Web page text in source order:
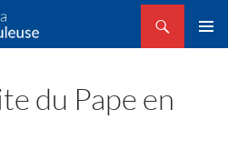
Miraculeuse
du Pape en